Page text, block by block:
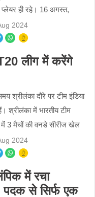
ही रहे। 16 अगस्त,
के अलमोड़ा में
प्लेयर डीके सेन के घर लक्ष्य का
2024
लीग में करेंगे
श्रीलंका दौरे पर टीम इंडिया
श्रीलंका में भारतीय टीम
में 3 मैचों की वनडे सीरीज खेल
के बारे में ऐसी खबरें हैं कि वह
के आगामी सीजन के लिए दूसरी
2024
में रचा
पदक से सिर्फ एक